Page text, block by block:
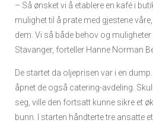
– Så ønsket vi å etablere en kafé i
mulighet til å prate med gjestene
dem. Vi så både behov og
Stavanger, forteller Hanne Norman
De startet da oljeprisen var i en
åpnet de også catering-avdeling.
seg, ville den fortsatt kunne sikre et
bunn. I starten håndterte tre ansatte